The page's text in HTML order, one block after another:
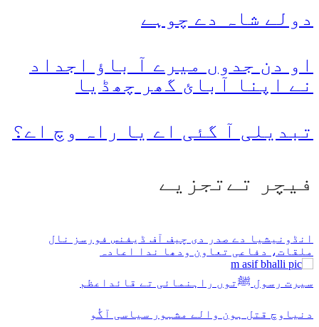
دولے شاہ دے چوہے
او دن جدوں میرے آ باؤ اجداد
نے اپنا آبائ گھر چھڈیا
تبدیلی آ گئی اے یا راہ وچ اے؟
فیچر تےتجزیے
انڈونیشیا دے صدر دی چیف آف ڈیفنس فورسز نال
ملقات، دفاعی تعاون ودھا ندا اعادہ
سیرت رسول ﷺتوں راہنمائی تے قائداعظم
دنیاوچ قتل ہون والے مشہور سیاسی آگُو